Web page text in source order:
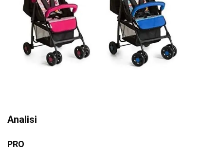
Analisi
PRO